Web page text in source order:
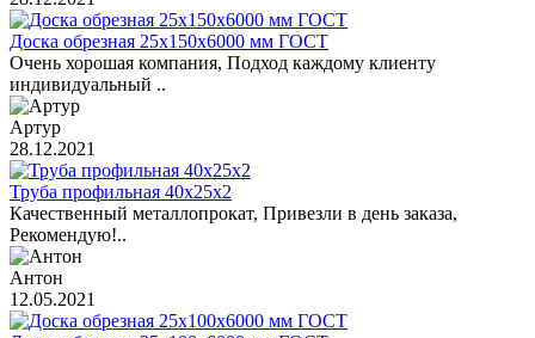
Доска обрезная 25х150х6000 мм ГОСТ
Очень хорошая компания, Подход каждому клиенту
индивидуальный ..
Артур
28.12.2021
Труба профильная 40х25х2
Качественный металлопрокат, Привезли в день заказа,
Рекомендую!..
Антон
12.05.2021